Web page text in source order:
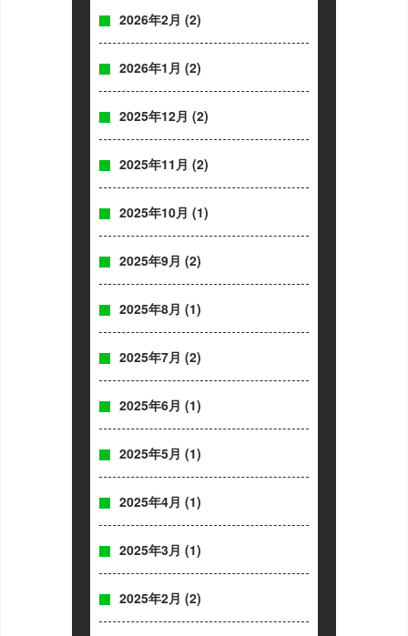
2026年2月 (2)
2026年1月 (2)
2025年12月 (2)
2025年11月 (2)
2025年10月 (1)
2025年9月 (2)
2025年8月 (1)
2025年7月 (2)
2025年6月 (1)
2025年5月 (1)
2025年4月 (1)
2025年3月 (1)
2025年2月 (2)